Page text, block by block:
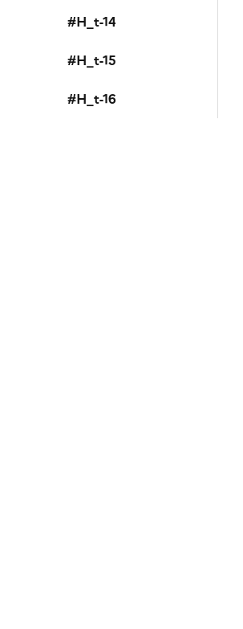
#H_t-14
#H_t-15
#H_t-16